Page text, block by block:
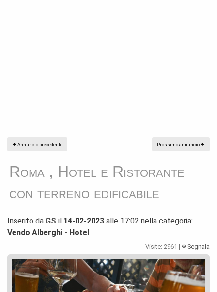
Annuncio precedente Prossimo annuncio
Roma , Hotel e Ristorante
con terreno edificabile
Inserito da GS il 14-02-2023 alle 17:02 nella categoria:
Vendo Alberghi - Hotel
Visite: 2961 | Segnala